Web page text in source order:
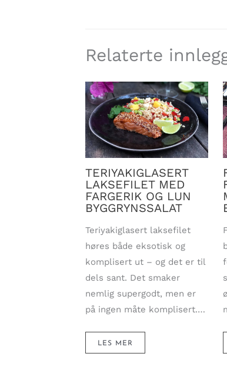
Relaterte
TERIYAKIGLASERT
LAKSEFILET MED
FARGERIK OG LUN
BYGGRYNSSALAT
Teriyakiglasert laksefilet
høres både eksotisk og
komplisert ut – og det er til
dels sant. Det smaker
nemlig supergodt, men er
på ingen måte komplisert.…
LES MER